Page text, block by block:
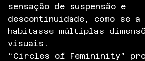
sensação de suspensão e
descontinuidade, como se
habitasse múltiplas
visuais.
“Circles of Femininity”